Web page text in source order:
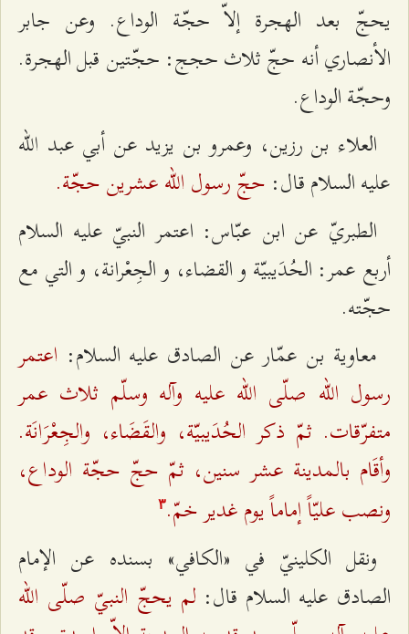
يحجّ بعد الهجرة‌ إلاّ حجّة‌ الوداع‌. وعن‌ جابر
الأنصاري أنه‌ حجّ ثلاث‌ حجج‌: حجّتين‌ قبل‌ الهجرة‌.
وحجّة الوداع‌.
العلاء بن‌ رزين‌، وعمرو بن‌ يزيد عن‌ أبي‌ عبد الله‌‌
عليه‌ السلام‌ قال‌: حجّ رسول الله‌‌ عشرين‌ حجّة‌.
الطبريّ عن‌ ابن‌ عبّاس‌: اعتمر النبيّ عليه‌ السلام‌
أربع‌ عمر: الحُدَيبيّة‌ و القضاء، و الجِعْرانة‌، و التي مع‌
حجّته‌.
معاوية‌ بن‌ عمّار عن‌ الصادق‌ عليه‌ السلام‌: اعتمر
رسول الله‌‌ صلّی الله‌‌ عليه‌ وآله‌ وسلّم‌ ثلاث‌ عمر
متفرّقات‌. ثمّ ذكر الحُدَيبيّة‌، والقَضَاء، والجِعْرَانَة‌.
وأقَام‌ بالمدينة‌ عشر سنين‌، ثمّ حجّ حجّة‌ الوداع‌،
ونصب‌ عليّاً إماماً يوم‌ غدير خمّ.٣
ونقل‌ الكلينيّ في «الكافي‌» بسنده‌ عن‌ الإمام‌
الصادق‌ عليه‌ السلام‌ قال‌: لم‌ يحجّ النبيّ صلّی الله‌‌